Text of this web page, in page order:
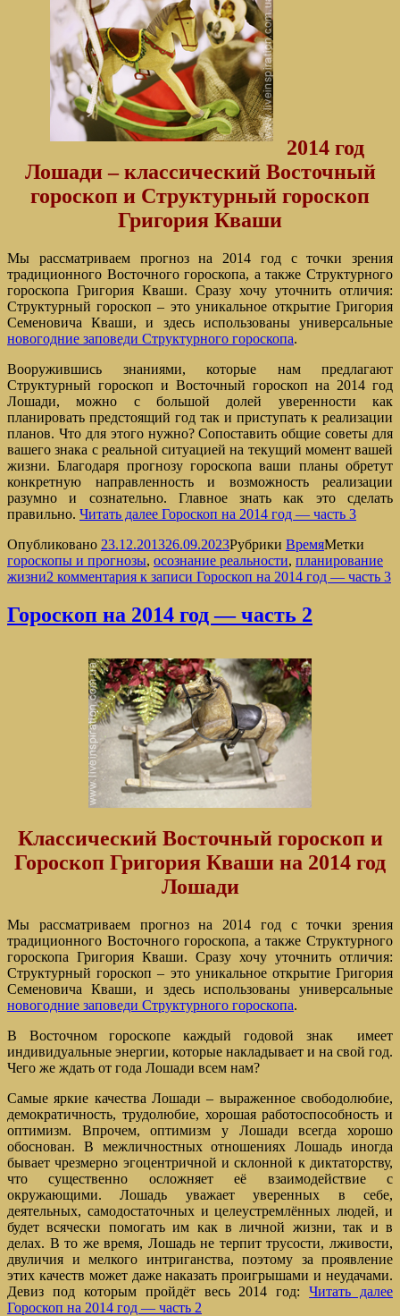
2014 год
Лошади – классический Восточный
гороскоп и Структурный гороскоп
Григория Кваши
Мы рассматриваем прогноз на 2014 год с точки зрения
традиционного Восточного гороскопа, а также Структурного
гороскопа Григория Кваши. Сразу хочу уточнить отличия:
Структурный гороскоп – это уникальное открытие Григория
Семеновича Кваши, и здесь использованы универсальные
новогодние заповеди Структурного гороскопа.
Вооружившись знаниями, которые нам предлагают
Структурный гороскоп и Восточный гороскоп на 2014 год
Лошади, можно с большой долей уверенности как
планировать предстоящий год так и приступать к реализации
планов. Что для этого нужно? Сопоставить общие советы для
вашего знака с реальной ситуацией на текущий момент вашей
жизни. Благодаря прогнозу гороскопа ваши планы обретут
конкретную направленность и возможность реализации
разумно и сознательно. Главное знать как это сделать
правильно. Читать далее Гороскоп на 2014 год — часть 3
Опубликовано 23.12.201326.09.2023Рубрики ВремяМетки
гороскопы и прогнозы, осознание реальности, планирование
жизни2 комментария к записи Гороскоп на 2014 год — часть 3
Гороскоп на 2014 год — часть 2
Классический Восточный гороскоп и
Гороскоп Григория Кваши на 2014 год
Лошади
Мы рассматриваем прогноз на 2014 год с точки зрения
традиционного Восточного гороскопа, а также Структурного
гороскопа Григория Кваши. Сразу хочу уточнить отличия:
Структурный гороскоп – это уникальное открытие Григория
Семеновича Кваши, и здесь использованы универсальные
новогодние заповеди Структурного гороскопа.
В Восточном гороскопе каждый годовой знак имеет
индивидуальные энергии, которые накладывает и на свой год.
Чего же ждать от года Лошади всем нам?
Самые яркие качества Лошади – выраженное свободолюбие,
демократичность, трудолюбие, хорошая работоспособность и
оптимизм. Впрочем, оптимизм у Лошади всегда хорошо
обоснован. В межличностных отношениях Лошадь иногда
бывает чрезмерно эгоцентричной и склонной к диктаторству,
что существенно осложняет её взаимодействие с
окружающими. Лошадь уважает уверенных в себе,
деятельных, самодостаточных и целеустремлённых людей, и
будет всячески помогать им как в личной жизни, так и в
делах. В то же время, Лошадь не терпит трусости, лживости,
двуличия и мелкого интриганства, поэтому за проявление
этих качеств может даже наказать проигрышами и неудачами.
Девиз под которым пройдёт весь 2014 год:Читать далее
Гороскоп на 2014 год — часть 2